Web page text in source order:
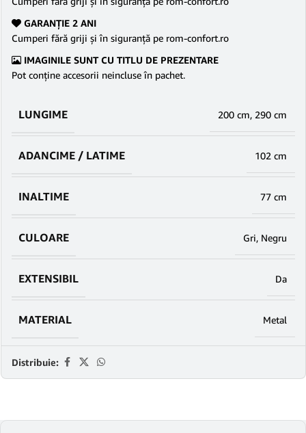
GARANŢIE 2 ANI
Cumperi fără griji şi în siguranţă pe rom-confort.ro
IMAGINILE SUNT CU TITLU DE PREZENTARE
Pot conține accesorii neincluse în pachet.
LUNGIME 200 cm, 290 cm
ADANCIME / LATIME 102 cm
INALTIME 77 cm
CULOARE Gri, Negru
EXTENSIBIL Da
MATERIAL Metal
Distribuie: